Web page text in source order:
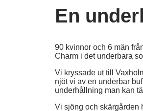
En
90 kvinnor och 6 män
Charm i det underbara
Vi kryssade ut till
njöt vi av en underbar
underhållning man kan
Vi sjöng och skärgården